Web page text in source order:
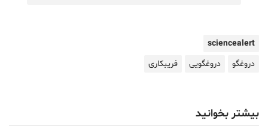
sciencealert
دروغگو
دروغگویی فریبکاری
بیشتر بخوانید